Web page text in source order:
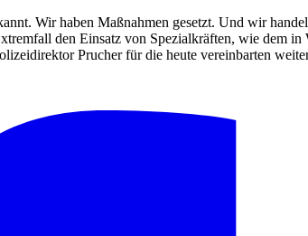
Wir haben Maßnahmen gesetzt. Und wir
den Einsatz von Spezialkräften, wie dem in
Prucher für die heute vereinbarten